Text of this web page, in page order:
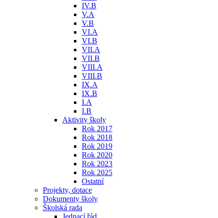
IV.B
V.A
V.B
VI.A
VI.B
VII.A
VII.B
VIII.A
VIII.B
IX.A
IX.B
I.A
I.B
Aktivity školy
Rok 2017
Rok 2018
Rok 2019
Rok 2020
Rok 2023
Rok 2025
Ostatní
Projekty, dotace
Dokumenty školy
Školská rada
Jednací řád